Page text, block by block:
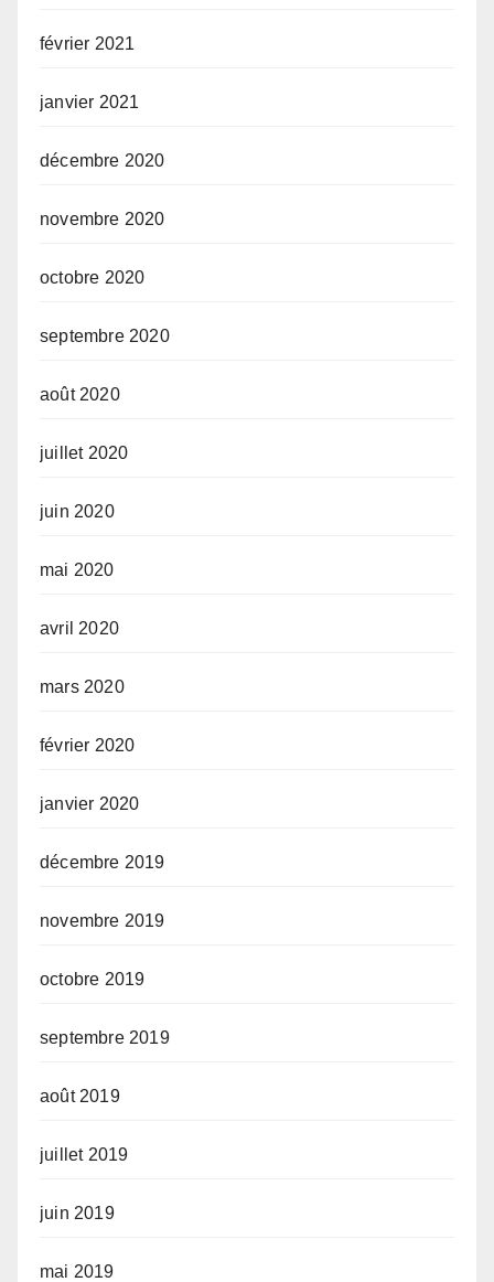
février 2021
janvier 2021
décembre 2020
novembre 2020
octobre 2020
septembre 2020
août 2020
juillet 2020
juin 2020
mai 2020
avril 2020
mars 2020
février 2020
janvier 2020
décembre 2019
novembre 2019
octobre 2019
septembre 2019
août 2019
juillet 2019
juin 2019
mai 2019